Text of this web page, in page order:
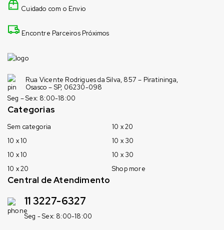
Cuidado com o Envio
Encontre Parceiros Próximos
Rua Vicente Rodrigues da Silva, 857 – Piratininga,
Osasco – SP, 06230-098
Seg – Sex: 8:00-18:00
Categorias
Sem categoria
10 x 10
10 x 10
10 x 20
10 x 20
10 x 30
10 x 30
Shop more
Central de Atendimento
11 3227-6327
Seg - Sex: 8:00-18:00